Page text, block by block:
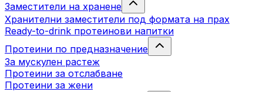
Заместители на хранене
Хранителни заместители под формата на прах
Ready-to-drink протеинови напитки
Протеини по предназначение
За мускулен растеж
Протеини за отслабване
Протеини за жени